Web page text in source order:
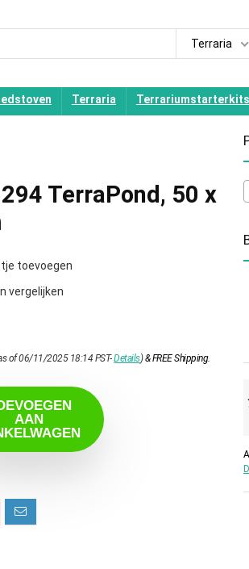
Terraria
Terraria Terrariumstarterkits
TerraPond, 50 x
toevoegen
vergelijken
of 06/11/2025 18:14 PST-Details)&FREE Shipping.
AAN